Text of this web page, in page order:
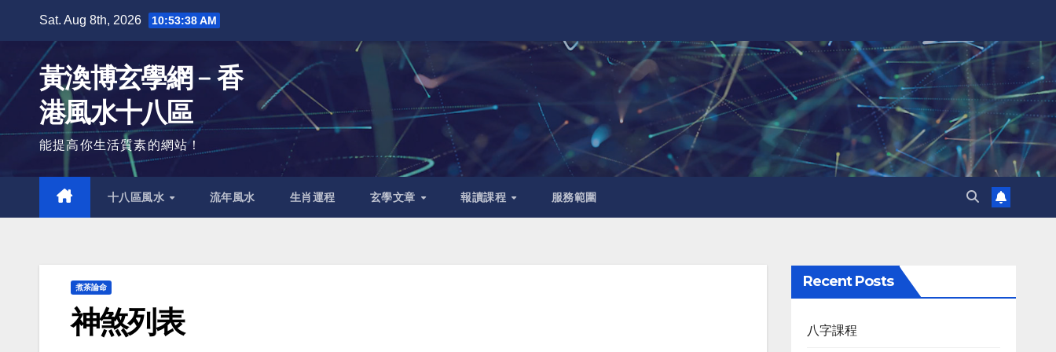
content
Sat. Aug 8th, 2026 10:53:39 AM
黃渙博玄學網﹣香
港風水十八區
能提高你生活質素的網站！
十八區風水 流年風水 生肖運程 玄學文章 報讀課程 服務範圍
煮茶論命
神煞列表
Recent Posts
八字課程